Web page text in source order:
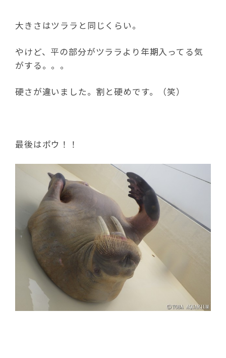
大きさはツララと同じくらい。
やけど、平の部分がツララより年期入ってる気
がする。。。
硬さが違いました。割と硬めです。（笑）
最後はポウ！！